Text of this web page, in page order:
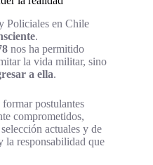
Policiales en Chile
.
nos ha permitido
la vida militar, sino
a ella.
postulantes
comprometidos,
actuales y de
la responsabilidad que